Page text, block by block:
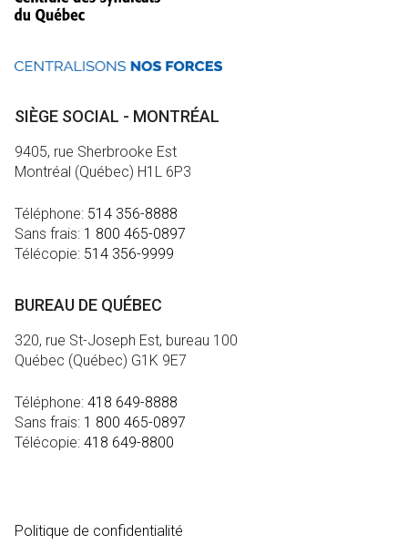
SIÈGE SOCIAL - MONTRÉAL
9405, rue Sherbrooke Est
Montréal (Québec) H1L 6P3
Téléphone: 514 356-8888
Sans frais: 1 800 465-0897
Télécopie: 514 356-9999
BUREAU DE QUÉBEC
320, rue St-Joseph Est, bureau 100
Québec (Québec) G1K 9E7
Téléphone: 418 649-8888
Sans frais: 1 800 465-0897
Télécopie: 418 649-8800
Politique de confidentialité